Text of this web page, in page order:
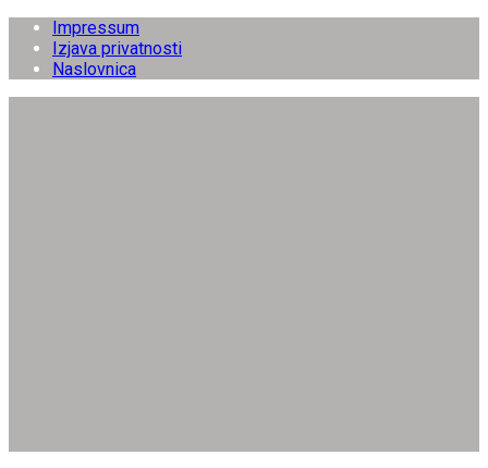
Impressum
Izjava privatnosti
Naslovnica